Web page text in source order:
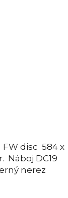
FW disc 584 x
Náboj DC19
nerez